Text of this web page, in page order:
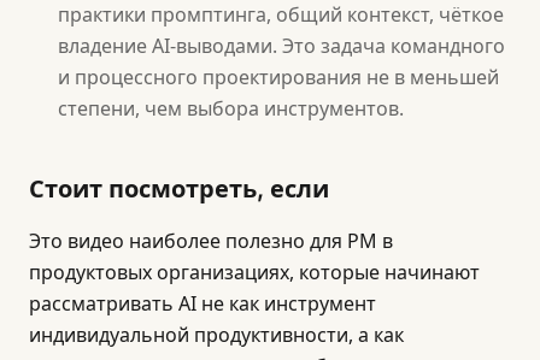
практики промптинга, общий контекст, чёткое
владение AI-выводами. Это задача командного
и процессного проектирования не в меньшей
степени, чем выбора инструментов.
Стоит посмотреть, если
Это видео наиболее полезно для PM в
продуктовых организациях, которые начинают
рассматривать AI не как инструмент
индивидуальной продуктивности, а как